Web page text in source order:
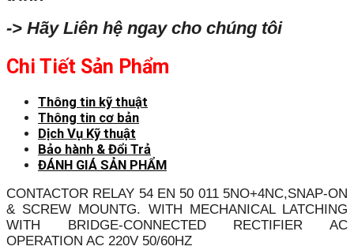
-> Hãy Liên hệ ngay cho chúng tôi
Chi Tiết Sản Phẩm
Thông tin kỹ thuật
Thông tin cơ bản
Dịch Vụ Kỹ thuật
Bảo hành & Đổi Trả
ĐÁNH GIÁ SẢN PHẨM
CONTACTOR RELAY 54 EN 50 011 5NO+4NC,SNAP-ON
& SCREW MOUNTG. WITH MECHANICAL LATCHING
WITH BRIDGE-CONNECTED RECTIFIER AC
OPERATION AC 220V 50/60HZ